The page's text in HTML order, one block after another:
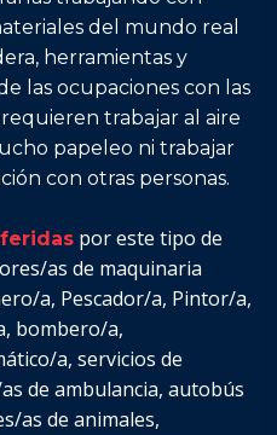
del mundo real
herramientas y
las ocupaciones con las
trabajar al aire
papeleo ni trabajar
con otras personas.
por este tipo de
as de maquinaria
a, Pescador/a, Pintor/a,
bombero/a,
a, servicios de
de ambulancia, autobús
as de animales,